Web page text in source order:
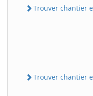
Trouver chantier
Trouver chantier